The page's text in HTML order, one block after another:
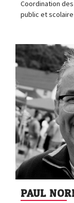
Coordination
public et scolaire
PAUL